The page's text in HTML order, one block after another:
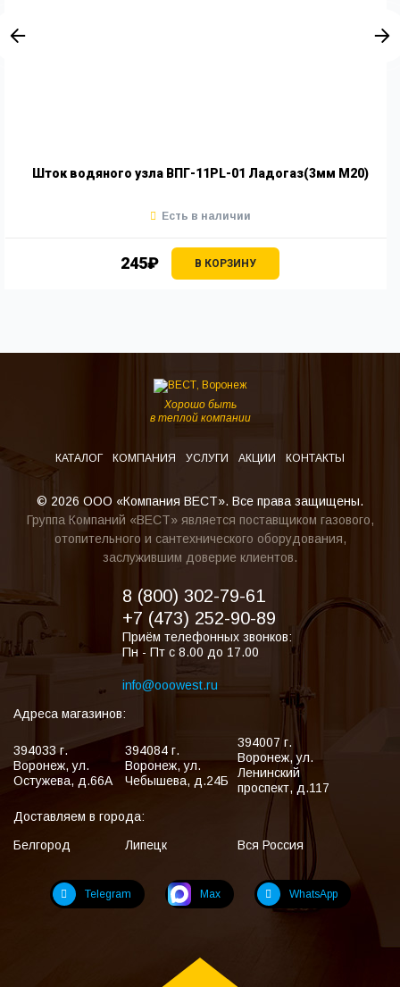
Шток водяного узла ВПГ-11PL-01 Ладогаз(3мм М20)
245₽ В КОРЗИНУ
Есть в наличии
Хорошо быть
в теплой компании
КАТАЛОГ КОМПАНИЯ УСЛУГИ АКЦИИ КОНТАКТЫ
© 2026 ООО «Компания ВЕСТ». Все права защищены.
Группа Компаний «ВЕСТ» является поставщиком газового,
отопительного и сантехнического оборудования,
заслужившим доверие клиентов.
8 (800) 302-79-61
+7 (473) 252-90-89
Приём телефонных звонков:
Пн - Пт с 8.00 до 17.00
info@ooowest.ru
Адреса магазинов:
394033 г.
Воронеж,ул.
Остужева, д.66А
394084 г.
Воронеж,ул.
Чебышева, д.24Б
394007 г.
Воронеж,ул.
Ленинский
проспект, д.117
Доставляем в города:
Белгород
Липецк Вся Россия
Telegram Max WhatsApp